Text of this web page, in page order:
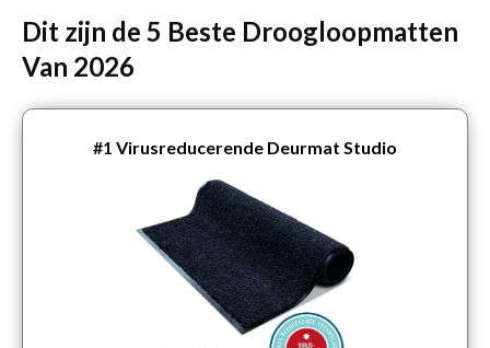
Dit zijn de 5 Beste Droogloopmatten
Van 2026
#1 Virusreducerende Deurmat Studio